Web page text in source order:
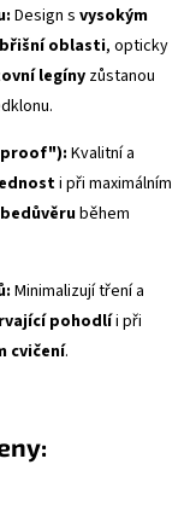
Design s vysokým
oblasti, opticky
legínyzůstanou
"): Kvalitní a
i při maximálním
během
Minimalizují tření a
pohodlíi při
cvičení.